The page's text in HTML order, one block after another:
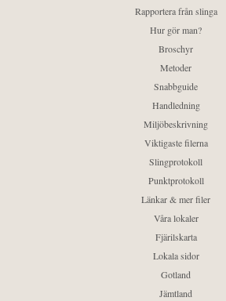
Rapportera från slinga
Hur gör man?
Broschyr
Metoder
Snabbguide
Handledning
Miljöbeskrivning
Viktigaste filerna
Slingprotokoll
Punktprotokoll
Länkar & mer filer
Våra lokaler
Fjärilskarta
Lokala sidor
Gotland
Jämtland